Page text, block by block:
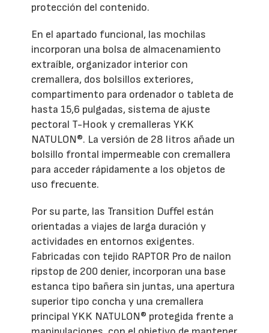
protección del contenido.
En el apartado funcional, las mochilas
incorporan una bolsa de almacenamiento
extraíble, organizador interior con
cremallera, dos bolsillos exteriores,
compartimento para ordenador o tableta de
hasta 15,6 pulgadas, sistema de ajuste
pectoral T-Hook y cremalleras YKK
NATULON®. La versión de 28 litros añade un
bolsillo frontal impermeable con cremallera
para acceder rápidamente a los objetos de
uso frecuente.
Por su parte, las Transition Duffel están
orientadas a viajes de larga duración y
actividades en entornos exigentes.
Fabricadas con tejido RAPTOR Pro de nailon
ripstop de 200 denier, incorporan una base
estanca tipo bañera sin juntas, una apertura
superior tipo concha y una cremallera
principal YKK NATULON® protegida frente a